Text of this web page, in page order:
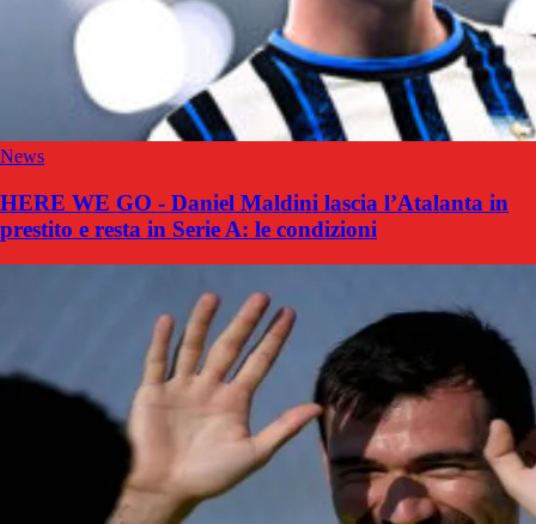
News
HERE WE GO - Daniel Maldini lascia l’Atalanta in
prestito e resta in Serie A: le condizioni